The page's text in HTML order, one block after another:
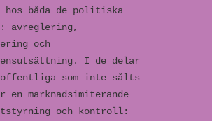
hos båda de politiska
avreglering,
och
I de delar
som inte sålts
en marknadsimiterande
och kontroll: